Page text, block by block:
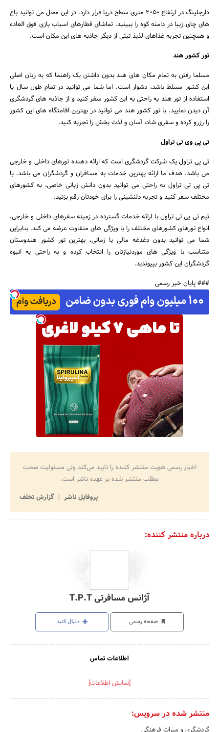
دارجلینگ در ارتفاع 2050 متری سطح دریا قرار دارد. در این محل می توانید باغ
های چای زیبا در دامنه کوه را ببینید. تماشای قطارهای اسباب بازی فوق العاده
و همچنین تجربه غذاهای لذیذ تبتی از دیگر جاذبه های این مکان است.
تور کشور هند
مسلما رفتن به تمام مکان های هند بدون داشتن یک راهنما که به زبان اصلی
این کشور مسلط باشد، دشوار است. اما شما می توانید در تمام طول سال با
استفاده از تور هند به راحتی به این کشور سفر کنید و از جاذبه های گردشگری
آن دیدن نمایید. با تور کشور هند می توانید در بهترین اقامتگاه های این کشور
را رزرو کرده و سفری شاد، آسان و لذت بخش را تجربه کنید.
تی پی وی تی تراول
تی پی تراول یک شرکت گردشگری است که ارائه دهنده تورهای داخلی و خارجی
می باشد. هدف ما ارائه بهترین خدمات به مسافران و گردشگران می باشد. با
تی پی تی تراول به راحتی می توانید بدون دانش زبانی خاصی، به کشورهای
مختلف سفر کنید و تجربه دلنشینی را برای خودتان رقم بزنید.
تیم تی پی تی تراول با ارائه خدمات گسترده در زمینه سفرهای داخلی و خارجی،
انواع تورهای کشورهای مختلف را با ویژگی های متفاوت عرضه می کند. بنابراین
شما می توانید بدون دغدغه مالی یا زمانی، بهترین تور کشور هندوستان
متناسب با ویژگی های موردنیازتان را انتخاب کرده و به راحتی به انبوه
گردشگران این کشور بپیوندید.
### پایان خبر رسمی
اخبار رسمی هویت منتشر کننده را تایید می‌کند ولی مسئولیت صحت
مطلب منتشر شده بر عهده ناشر است.
پروفایل ناشر
گزارش تخلف
درباره منتشر کننده:
آژانس مسافرتی T.P.T
صفحه رسمی دنبال کنید
اطلاعات تماس
[نمایش اطلاعات]
منتشر شده در سرویس: